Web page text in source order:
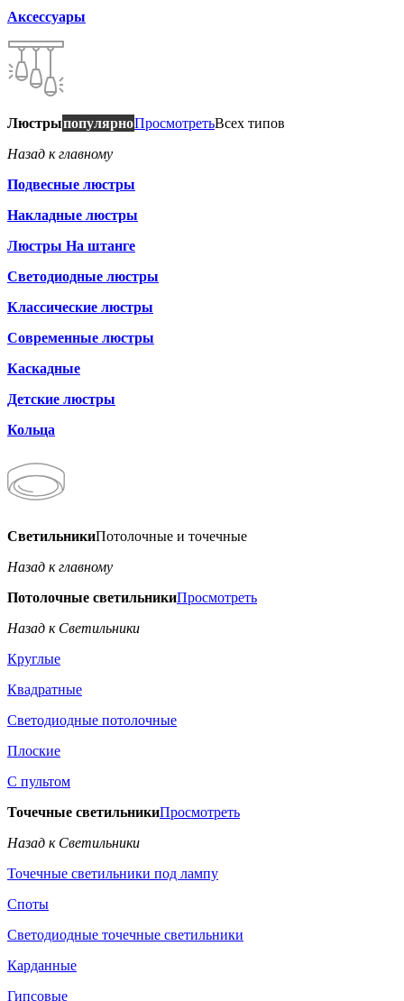
Аксессуары
ЛюстрыпопулярноПросмотретьВсех типов
Назад к главному
Подвесные люстры
Накладные люстры
Люстры На штанге
Светодиодные люстры
Классические люстры
Современные люстры
Каскадные
Детские люстры
Кольца
СветильникиПотолочные и точечные
Назад к главному
Потолочные светильникиПросмотреть
Назад к Светильники
Круглые
Квадратные
Светодиодные потолочные
Плоские
С пультом
Точечные светильникиПросмотреть
Назад к Светильники
Точечные светильники под лампу
Споты
Светодиодные точечные светильники
Карданные
Гипсовые